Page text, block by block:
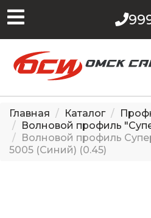
Главная Каталог
Волновой профиль
Волновой профиль
5005 (Синий) (0.45)